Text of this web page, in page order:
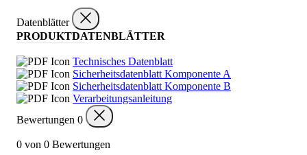
Datenblätter
PRODUKTDATENBLÄTTER
Technisches Datenblatt
Sicherheitsdatenblatt Komponente A
Sicherheitsdatenblatt Komponente B
Verarbeitungsanleitung
Bewertungen 0
0 von 0 Bewertungen